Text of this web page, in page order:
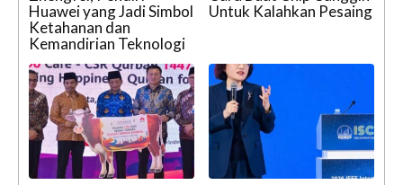
Huawei yang Jadi Simbol
Ketahanan dan
Kemandirian Teknologi
Untuk Kalahkan Pesaing